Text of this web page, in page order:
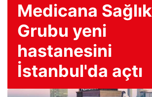
Medicana Sağlık
Grubu yeni
hastanesini
İstanbul'da açtı